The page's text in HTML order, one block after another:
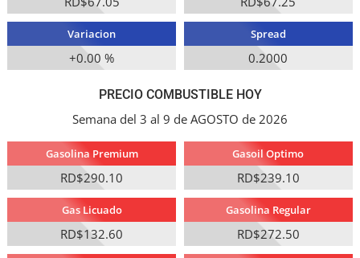
Variacion
+0.00 %
Spread
0.2000
PRECIO COMBUSTIBLE HOY
Semana del 3 al 9 de AGOSTO de 2026
Gasolina Premium
RD$290.10
Gasoil Optimo
RD$239.10
Gas Licuado
RD$132.60
Gasolina Regular
RD$272.50